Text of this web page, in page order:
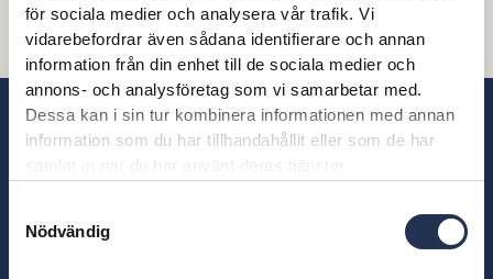
för sociala medier och analysera vår trafik. Vi
vidarebefordrar även sådana identifierare och annan
information från din enhet till de sociala medier och
annons- och analysföretag som vi samarbetar med.
Dessa kan i sin tur kombinera informationen med annan
information som du har tillhandahållit eller som de har
samlat in när du har använt deras tjänster.
Nödvändig
KONTAKT
Box 1430